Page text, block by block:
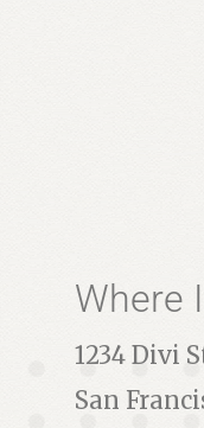
Where
1234 Divi
San